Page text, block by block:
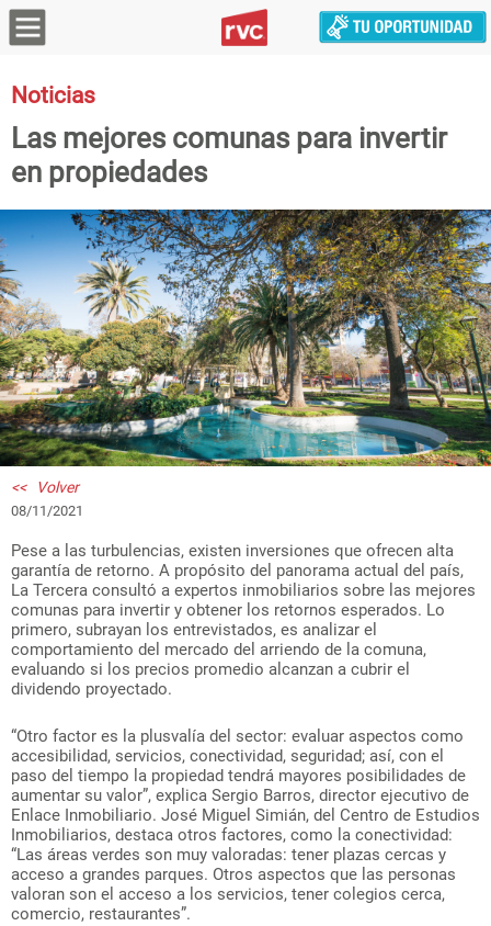
Noticias
Las mejores comunas para invertir
en propiedades
<< Volver
08/11/2021
Pese a las turbulencias, existen inversiones que ofrecen alta
garantía de retorno. A propósito del panorama actual del país,
La Tercera consultó a expertos inmobiliarios sobre las mejores
comunas para invertir y obtener los retornos esperados. Lo
primero, subrayan los entrevistados, es analizar el
comportamiento del mercado del arriendo de la comuna,
evaluando si los precios promedio alcanzan a cubrir el
dividendo proyectado.
“Otro factor es la plusvalía del sector: evaluar aspectos como
accesibilidad, servicios, conectividad, seguridad; así, con el
paso del tiempo la propiedad tendrá mayores posibilidades de
aumentar su valor”, explica Sergio Barros, director ejecutivo de
Enlace Inmobiliario. José Miguel Simián, del Centro de Estudios
Inmobiliarios, destaca otros factores, como la conectividad:
“Las áreas verdes son muy valoradas: tener plazas cercas y
acceso a grandes parques. Otros aspectos que las personas
valoran son el acceso a los servicios, tener colegios cerca,
comercio, restaurantes”.